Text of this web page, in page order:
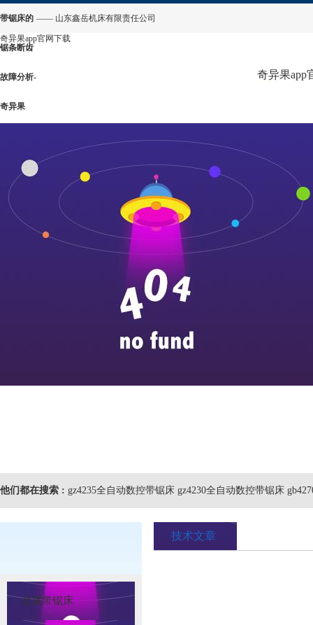
带锯床的
锯条断齿
故障分析-
奇异果
—— 山东鑫岳机床有限责任公司
奇异果app官网下载
奇异果app
他们都在搜索 : gz4235全自动数控带锯床 gz4230全自动数控带锯床
金属带锯床
技术文章